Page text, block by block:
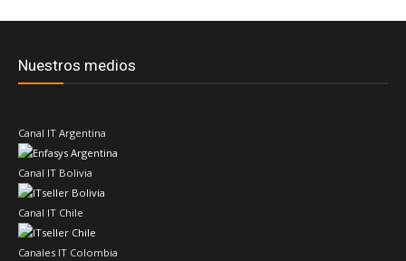
Nuestros medios
Canal IT Argentina
Canal IT Bolivia
Canal IT Chile
Canales IT Colombia